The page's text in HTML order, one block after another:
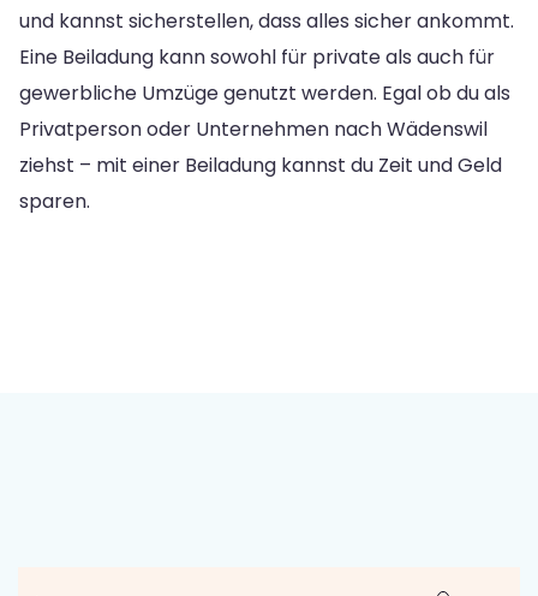
und kannst sicherstellen, dass alles sicher ankommt.
Eine Beiladung kann sowohl für private als auch für
gewerbliche Umzüge genutzt werden. Egal ob du als
Privatperson oder Unternehmen nach Wädenswil
ziehst – mit einer Beiladung kannst du Zeit und Geld
sparen.